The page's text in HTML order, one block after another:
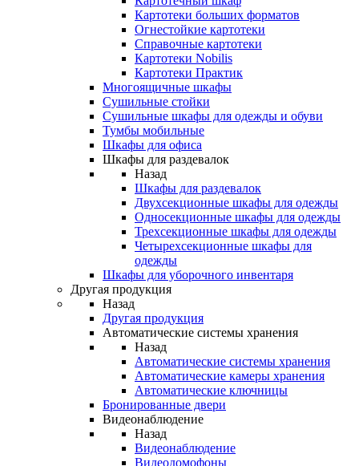
Картотеки больших форматов
Огнестойкие картотеки
Справочные картотеки
Картотеки Nobilis
Картотеки Практик
Многоящичные шкафы
Сушильные стойки
Сушильные шкафы для одежды и обуви
Тумбы мобильные
Шкафы для офиса
Шкафы для раздевалок
Назад
Шкафы для раздевалок
Двухсекционные шкафы для одежды
Односекционные шкафы для одежды
Трехсекционные шкафы для одежды
Четырехсекционные шкафы для
одежды
Шкафы для уборочного инвентаря
Другая продукция
Назад
Другая продукция
Автоматические системы хранения
Назад
Автоматические системы хранения
Автоматические камеры хранения
Автоматические ключницы
Бронированные двери
Видеонаблюдение
Назад
Видеонаблюдение
Видеодомофоны